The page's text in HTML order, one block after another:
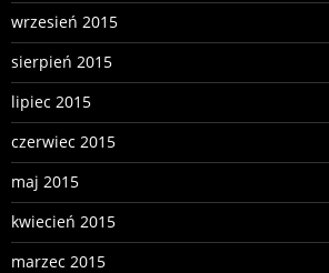
wrzesień 2015
sierpień 2015
lipiec 2015
czerwiec 2015
maj 2015
kwiecień 2015
marzec 2015